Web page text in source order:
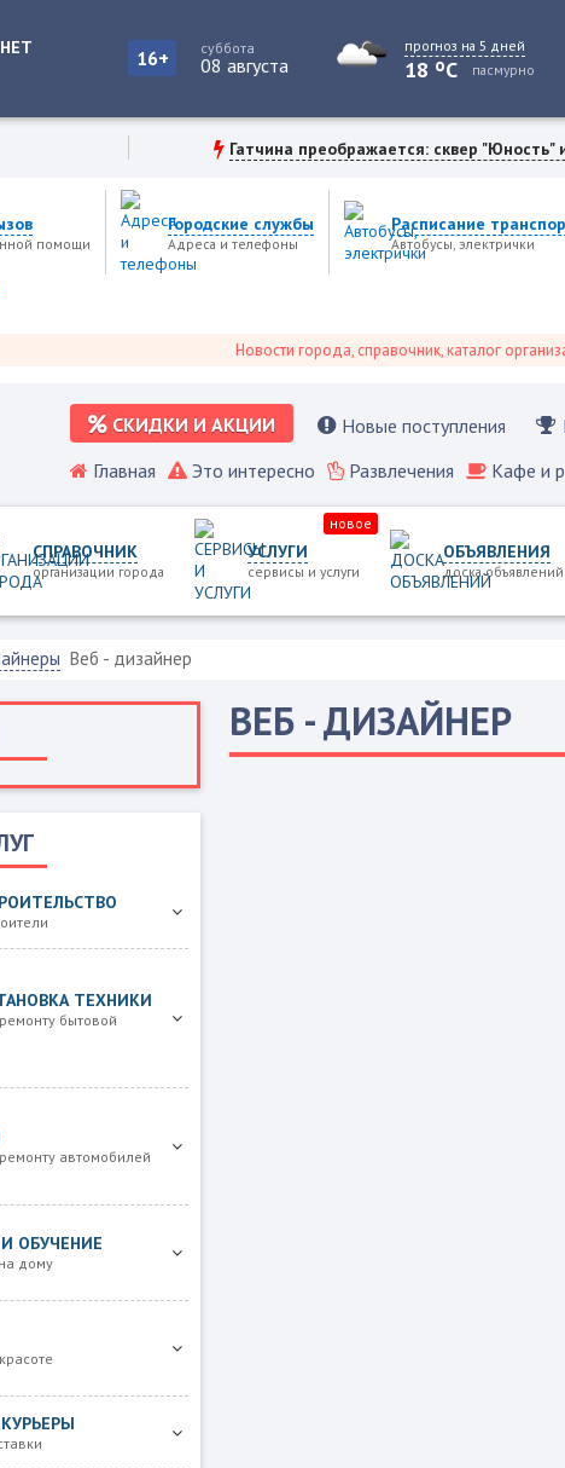
16+ суббота
08 августа
прогноз на 5 дней
18 oC пасмурно
Гатчина преображается: сквер
помощи
Городские службы
Адреса и телефоны
Расписание
Автобусы, электрички
Новости города, справочник, каталог
СКИДКИ И АКЦИИ Новые поступления
Главная Это интересно Развлечения Кафе и
СПРАВОЧНИК
организации города
УСЛУГИ
сервисы и услуги
новое
ОБЪЯВЛЕНИЯ
доска объявлений
Веб - дизайнер
ТЕХНИКИ
бытовой
автомобилей
ОБУЧЕНИЕ
дому
ВЕБ - ДИЗАЙНЕР